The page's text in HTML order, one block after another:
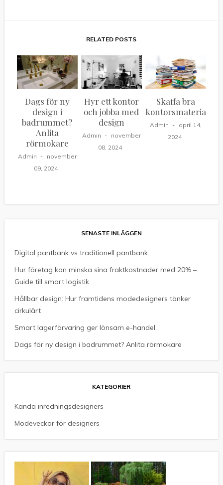
RELATED POSTS
Dags för ny
design i
badrummet?
Anlita
rörmokare
Admin
november
09, 2024
Hyr ett kontor
och jobba med
design
Admin
november
08, 2024
Skaffa bra
kontorsmaterial
Admin
april 14,
2024
SENASTE INLÄGGEN
Digital pantbank vs traditionell pantbank
Hur företag kan minska sina fraktkostnader med 20% –
Guide till smart logistik
Hållbar design: Hur framtidens modedesigners tänker
cirkulärt
Smart lagerförvaring ger lönsam e-handel
Dags för ny design i badrummet? Anlita rörmokare
KATEGORIER
Kända inredningsdesigners
Modeveckor för designers